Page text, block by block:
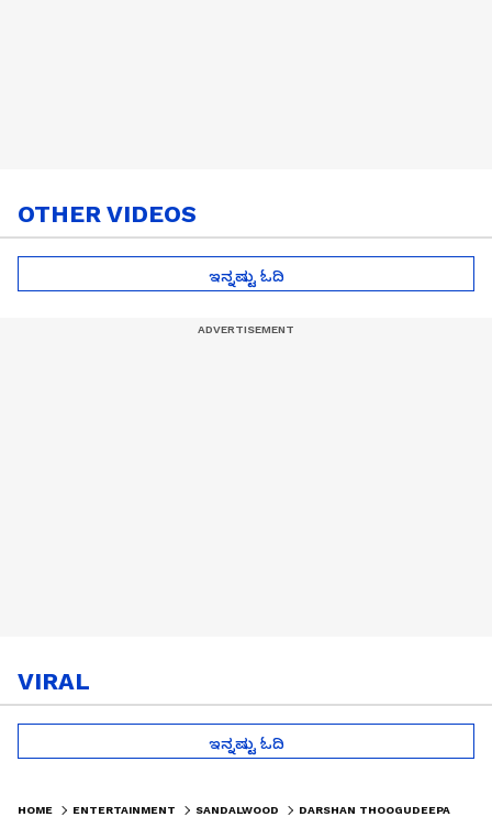
OTHER VIDEOS
ಇನ್ನಷ್ಟು ಓದಿ
VIRAL
ಇನ್ನಷ್ಟು ಓದಿ
HOME ENTERTAINMENT SANDALWOOD